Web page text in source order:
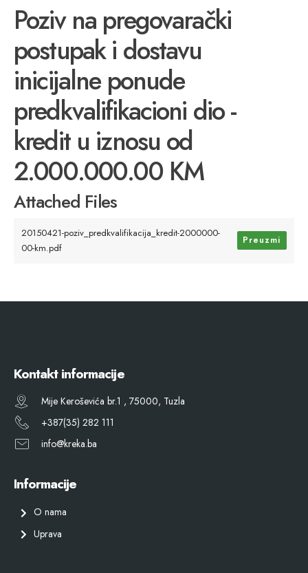
Poziv na pregovarački
postupak i dostavu
inicijalne ponude
predkvalifikacioni dio -
kredit u iznosu od
2.000.000.00 KM
Attached Files
20150421-poziv_predkvalifikacija_kredit-2000000-
00-km.pdf
Preuzmi
Kontakt informacije
Mije Keroševića br.1 , 75000, Tuzla
+387(35) 282 111
info@kreka.ba
Informacije
O nama
Uprava